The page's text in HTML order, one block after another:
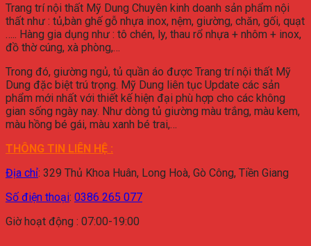
Trang trí nội thất Mỹ Dung Chuyên kinh doanh sản phẩm nội
thất như : tủ,bàn ghế gỗ nhựa inox, nệm, giường, chăn, gối, quạt
….. Hàng gia dụng như : tô chén, ly, thau rổ nhựa + nhôm + inox,
đồ thờ cúng, xà phòng,…
Trong đó, giường ngủ, tủ quần áo được Trang trí nội thất Mỹ
Dung đặc biệt trú trọng. Mỹ Dung liên tục Update các sản
phẩm mới nhất với thiết kế hiện đại phù hợp cho các không
gian sống ngày nay. Như dòng tủ giường màu trắng, màu kem,
màu hồng bé gái, màu xanh bé trai,…
THÔNG TIN LIÊN HỆ :
Địa chỉ: 329 Thủ Khoa Huân, Long Hoà, Gò Công, Tiền Giang
Số điện thoại: 0386 265 077
Giờ hoạt động : 07:00-19:00